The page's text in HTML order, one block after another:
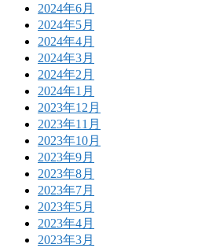
2024年6月
2024年5月
2024年4月
2024年3月
2024年2月
2024年1月
2023年12月
2023年11月
2023年10月
2023年9月
2023年8月
2023年7月
2023年5月
2023年4月
2023年3月